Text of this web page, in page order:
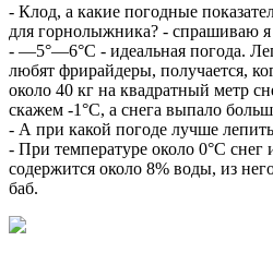
- Клод, а какие погодные
для горнолыжника? - спрашиваю я
- —5°—6°С - идеальная погода.
любят фрирайдеры, получается,
около 40 кг на квадратный метр
скажем -1°С, а снега выпало
- А при какой погоде лучше
- При температуре около 0°С
содержится около 8% воды, из
баб.